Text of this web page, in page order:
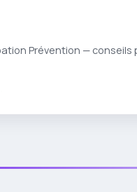
Prévention —